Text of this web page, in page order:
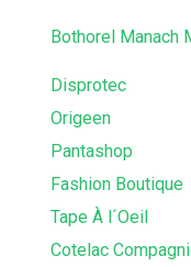
Bothorel Manach
Disprotec
Origeen
Pantashop
Fashion Boutique
Tape À l´Oeil
Cotelac